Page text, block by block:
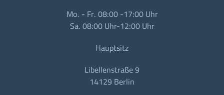
Mo. - Fr. 08:00 -17:00 Uhr
Sa. 08:00 Uhr-12:00 Uhr
Hauptsitz
Libellenstraße 9
14129 Berlin